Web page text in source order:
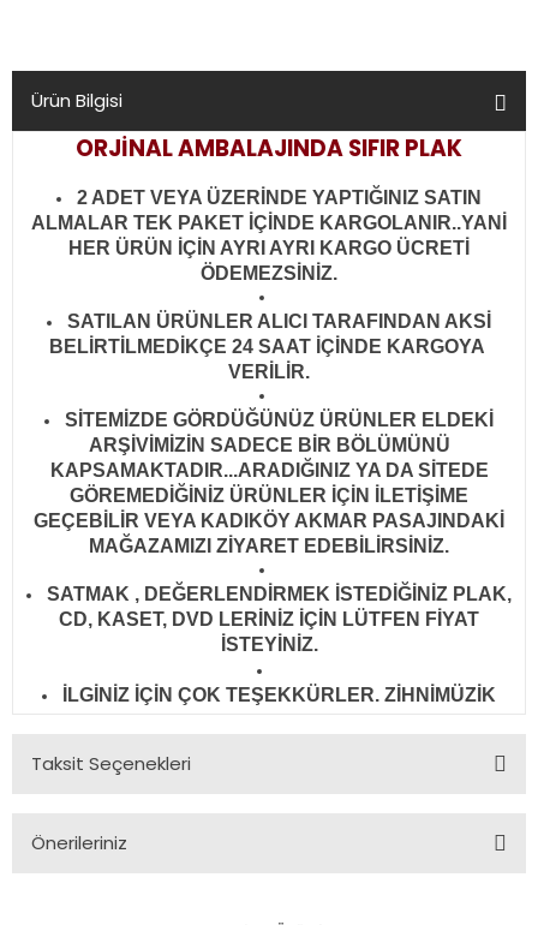
Ürün Bilgisi
ORJİNAL AMBALAJINDA SIFIR PLAK
2 ADET VEYA ÜZERİNDE YAPTIĞINIZ SATIN
ALMALAR TEK PAKET İÇİNDE KARGOLANIR..YANİ
HER ÜRÜN İÇİN AYRI AYRI KARGO ÜCRETİ
ÖDEMEZSİNİZ.
SATILAN ÜRÜNLER ALICI TARAFINDAN AKSİ
BELİRTİLMEDİKÇE 24 SAAT İÇİNDE KARGOYA
VERİLİR.
SİTEMİZDE GÖRDÜĞÜNÜZ ÜRÜNLER ELDEKİ
ARŞİVİMİZİN SADECE BİR BÖLÜMÜNÜ
KAPSAMAKTADIR...ARADIĞINIZ YA DA SİTEDE
GÖREMEDİĞİNİZ ÜRÜNLER İÇİN İLETİŞİME
GEÇEBİLİR VEYA KADIKÖY AKMAR PASAJINDAKİ
MAĞAZAMIZI ZİYARET EDEBİLİRSİNİZ.
SATMAK , DEĞERLENDİRMEK İSTEDİĞİNİZ PLAK,
CD, KASET, DVD LERİNİZ İÇİN LÜTFEN FİYAT
İSTEYİNİZ.
İLGİNİZ İÇİN ÇOK TEŞEKKÜRLER. ZİHNİMÜZİK
Taksit Seçenekleri
Önerileriniz